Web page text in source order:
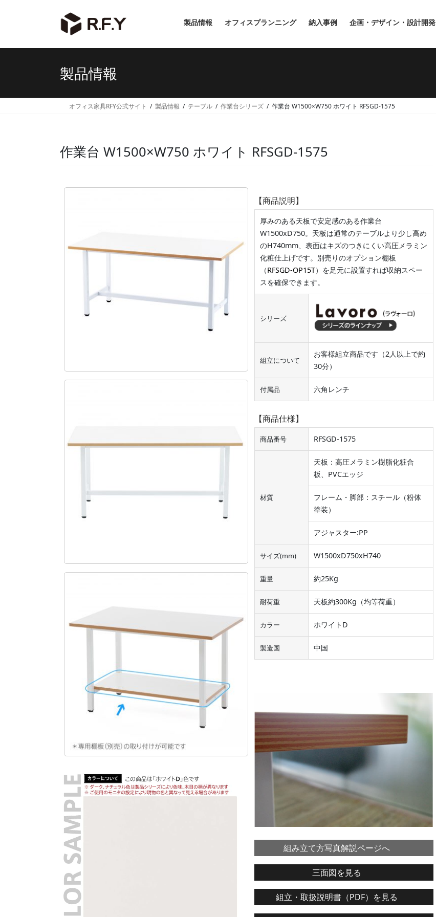
製品情報 オフィスプランニング 納入事例 企画・デザイン・設計開発
製品情報
オフィス家具RFY公式サイト 製品情報 テーブル 作業台シリーズ 作業台 W1500×W750 ホワイト RFSGD-1575
作業台 W1500×W750 ホワイト RFSGD-1575
【商品説明】
厚みのある天板で安定感のある作業台
W1500xD750。天板は通常のテーブルより少し高め
のH740mm、表面はキズのつきにくい高圧メラミン
化粧仕上げです。別売りのオプション棚板
（RFSGD-OP15T）を足元に設置すれば収納スペー
スを確保できます。
シリーズ
組立について
お客様組立商品です（2人以上で約
30分）
付属品 六角レンチ
【商品仕様】
商品番号 RFSGD-1575
材質
天板：高圧メラミン樹脂化粧合
板、PVCエッジ
フレーム・脚部：スチール（粉体
塗装）
アジャスター:PP
サイズ(mm) W1500xD750xH740
重量 約25Kg
耐荷重 天板約300Kg（均等荷重）
カラー ホワイトD
製造国 中国
組み立て方写真解説ページへ
三面図を見る
組立・取扱説明書（PDF）を見る